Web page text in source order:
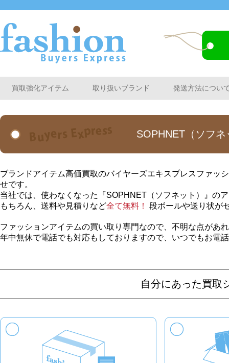
買取強化アイテム 取り扱いブランド 発送方法につい
SOPHNET（ソフ
ブランドアイテム高価買取のバイヤーズエキスプレスファッ
せです。
当社では、使わなくなった『SOPHNET（ソフネット）』の
もちろん、送料や見積りなど全て無料！ 段ボールや送り状が
ファッションアイテムの買い取り専門なので、不明な点があ
年中無休で電話でも対応もしておりますので、いつでもお電
自分にあった買取